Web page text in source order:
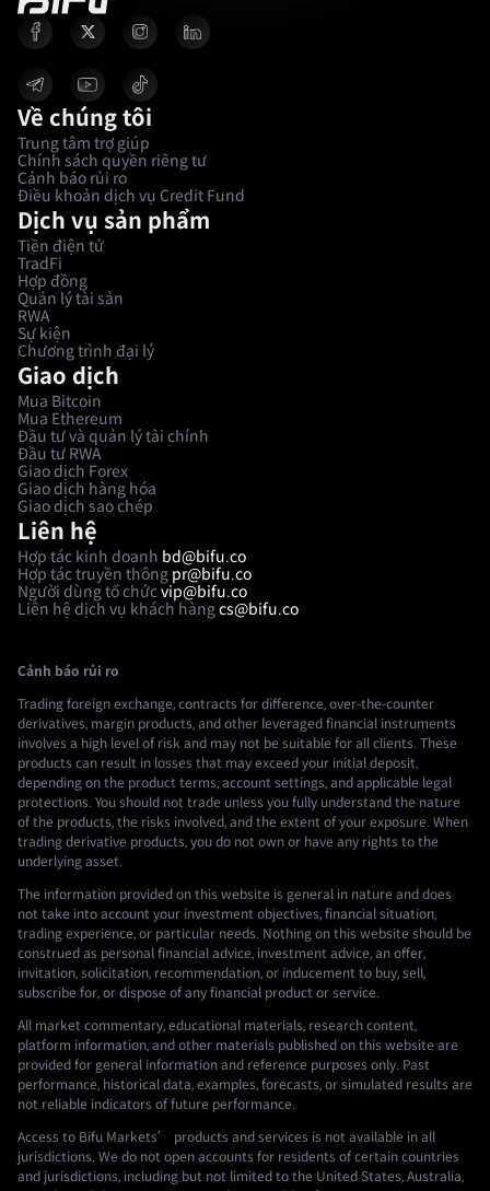
Về chúng tôi
Trung tâm trợ giúp
Chính sách quyền riêng tư
Cảnh báo rủi ro
Điều khoản dịch vụ Credit Fund
Dịch vụ sản phẩm
Tiền điện tử
TradFi
Hợp đồng
Quản lý tài sản
RWA
Sự kiện
Chương trình đại lý
Giao dịch
Mua Bitcoin
Mua Ethereum
Đầu tư và quản lý tài chính
Đầu tư RWA
Giao dịch Forex
Giao dịch hàng hóa
Giao dịch sao chép
Liên hệ
Hợp tác kinh doanh bd@bifu.co
Hợp tác truyền thông pr@bifu.co
Người dùng tổ chứcvip@bifu.co
Liên hệ dịch vụ khách hàngcs@bifu.co
Cảnh báo rủi ro
Trading foreign exchange, contracts for difference, over-the-counter
derivatives, margin products, and other leveraged financial instruments
involves a high level of risk and may not be suitable for all clients. These
products can result in losses that may exceed your initial deposit,
depending on the product terms, account settings, and applicable legal
protections. You should not trade unless you fully understand the nature
of the products, the risks involved, and the extent of your exposure. When
trading derivative products, you do not own or have any rights to the
underlying asset.
The information provided on this website is general in nature and does
not take into account your investment objectives, financial situation,
trading experience, or particular needs. Nothing on this website should be
construed as personal financial advice, investment advice, an offer,
invitation, solicitation, recommendation, or inducement to buy, sell,
subscribe for, or dispose of any financial product or service.
All market commentary, educational materials, research content,
platform information, and other materials published on this website are
provided for general information and reference purposes only. Past
performance, historical data, examples, forecasts, or simulated results are
not reliable indicators of future performance.
Access to Bifu Markets’ products and services is not available in all
jurisdictions. We do not open accounts for residents of certain countries
and jurisdictions, including but not limited to the United States, Australia,